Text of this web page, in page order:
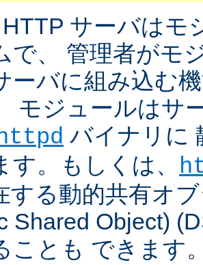
サーバはモ
で、 管理者がモ
ーバに組み込む
モジュールはサ
バイナリに
す。もしくは、
する動的共有オ
Shared Object)
ことも できます